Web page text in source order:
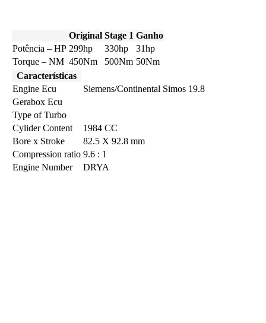
Original Stage 1 Ganho
Potência – HP 299hp 330hp
31hp
Torque – NM 450Nm 500Nm 50Nm
Características
Engine Ecu
Siemens/Continental Simos 19.8
Gerabox Ecu
Type of Turbo
Cylider Content
1984 CC
Bore x Stroke
82.5 X 92.8 mm
Compression ratio 9.6 : 1
Engine Number
DRYA